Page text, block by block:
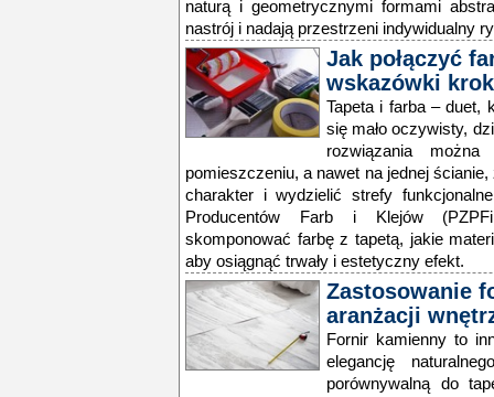
naturą i geometrycznymi formami
nastrój i nadają przestrzeni indywidualny
Jak połączyć
wskazówki
Tapeta i farba – duet,
się mało oczywisty,
rozwiązania
pomieszczeniu, a nawet na jednej
charakter i wydzielić strefy
Producentów Farb i Klejów
skomponować farbę z tapetą, jakie
aby osiągnąć trwały i estetyczny efekt.
Zastosowanie
aranżacji
Fornir kamienny to
elegancję
porównywalną do